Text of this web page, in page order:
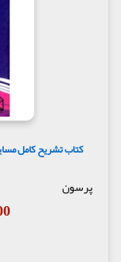
کتاب تشریح کامل
پرسون